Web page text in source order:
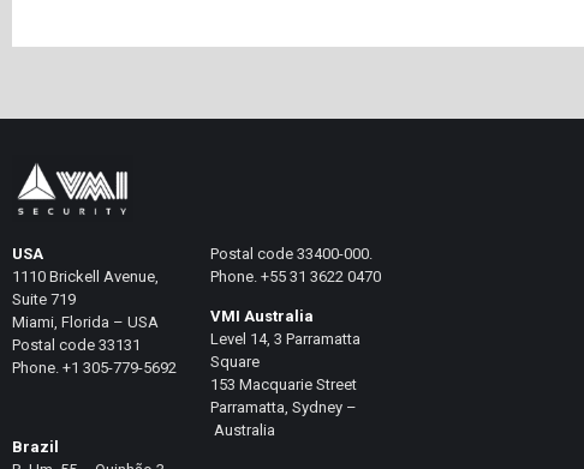
USA
1110 Brickell Avenue,
Suite 719
Miami, Florida – USA
Postal code 33131
Phone. +1 305-779-5692
Brazil
Postal code 33400-000.
Phone. +55 31 3622 0470
VMI Australia
Level 14, 3 Parramatta
Square
153 Macquarie Street
Parramatta, Sydney –
Australia